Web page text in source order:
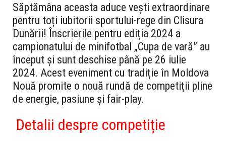
Săptămâna aceasta aduce vești extraordinare
pentru toți iubitorii sportului-rege din Clisura
Dunării! Înscrierile pentru ediția 2024 a
campionatului de minifotbal „Cupa de vară” au
început și sunt deschise până pe 26 iulie
2024. Acest eveniment cu tradiție în Moldova
Nouă promite o nouă rundă de competiții pline
de energie, pasiune și fair-play.
Detalii despre competiție